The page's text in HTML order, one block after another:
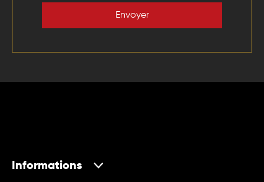
Envoyer
Informations